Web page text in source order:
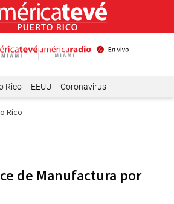
Rico EEUU Coronavirus
Rico
de Manufactura por